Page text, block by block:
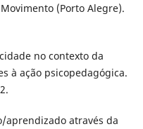
(Porto Alegre).
no contexto da
à ação psicopedagógica.
aprendizado através da